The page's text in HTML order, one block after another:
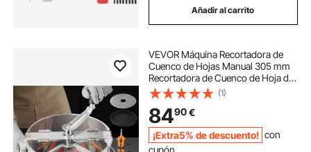
Añadir al carrito
VEVOR Máquina Recortadora de
Cuenco de Hojas Manual 305 mm
Recortadora de Cuenco de Hoja de
Brote con Tapa Transparente y 2
Rejillas de Acero Inoxidable para
Recorte en Seco y Húmedo para
Cogollos
(1)
8490€
¡Extra5% de descuento! con
cupón